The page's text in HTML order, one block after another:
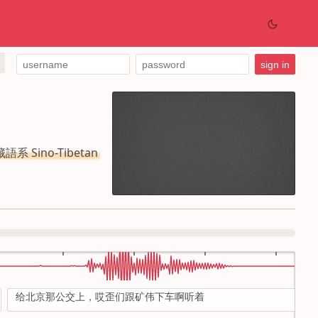
語系 Sino-Tibetan
给北京那公交上，哎歪们跟矿伟下车啊听着